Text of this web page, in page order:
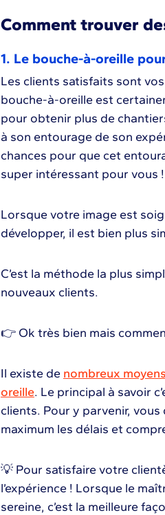
Comment trouver
1. Le bouche-à-oreille
Les clients satisfaits sont
bouche-à-oreille est
pour obtenir plus de
à son entourage de son
chances pour que cet
super intéressant pour vous !
Lorsque votre image est
développer, il est bien plus
C’est la méthode la plus
nouveaux clients.
👉 Ok très bien mais
Il existe de nombreux
oreille. Le principal à savoir
clients. Pour y parvenir,
maximum les délais et
💡 Pour satisfaire votre
l’expérience ! Lorsque le
sereine, c’est la meilleure